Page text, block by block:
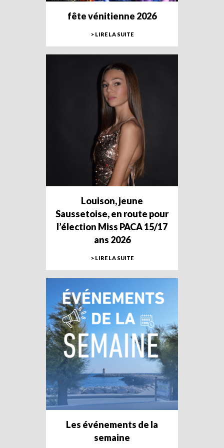
fête vénitienne 2026
> LIRE LA SUITE
Louison, jeune
Saussetoise, en route pour
l’élection Miss PACA 15/17
ans 2026
> LIRE LA SUITE
Les événements de la
semaine